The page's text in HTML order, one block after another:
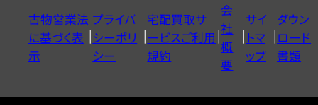
ヤ
ル
0120604117
古物営業法
に基づく表
示
プライバ
シーポリ
シー
宅配買取サ
ービスご利用
規約
会
社
概
要
サイ
トマ
ップ
ダウン
ロード
書類